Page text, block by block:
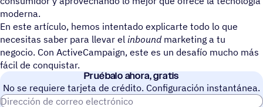
moderna.
En este artículo, hemos intentado explicarte todo lo que
necesitas saber para llevar el inboundmarketing a tu
negocio. Con ActiveCampaign, este es un desafío mucho más
fácil de conquistar.
Prué­balo ahora, gratis
No se requiere tarjeta de crédito. Configuración instantánea.
Dirección de correo electrónico